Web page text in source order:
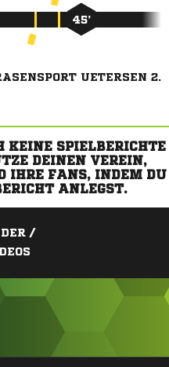
45’
UETERSEN 2.
KEINE SPIELBERICHTE
DEINEN VEREIN,
IHRE FANS, INDEM DU
ANLEGST.
/